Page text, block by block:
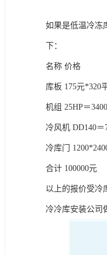
如果是低温冷冻
下：
名称 价格
库板 175元*320
机组 25HP＝
冷风机 DD140＝
冷库门
合计 100000元
以上的报价受冷
冷冷库安装公司